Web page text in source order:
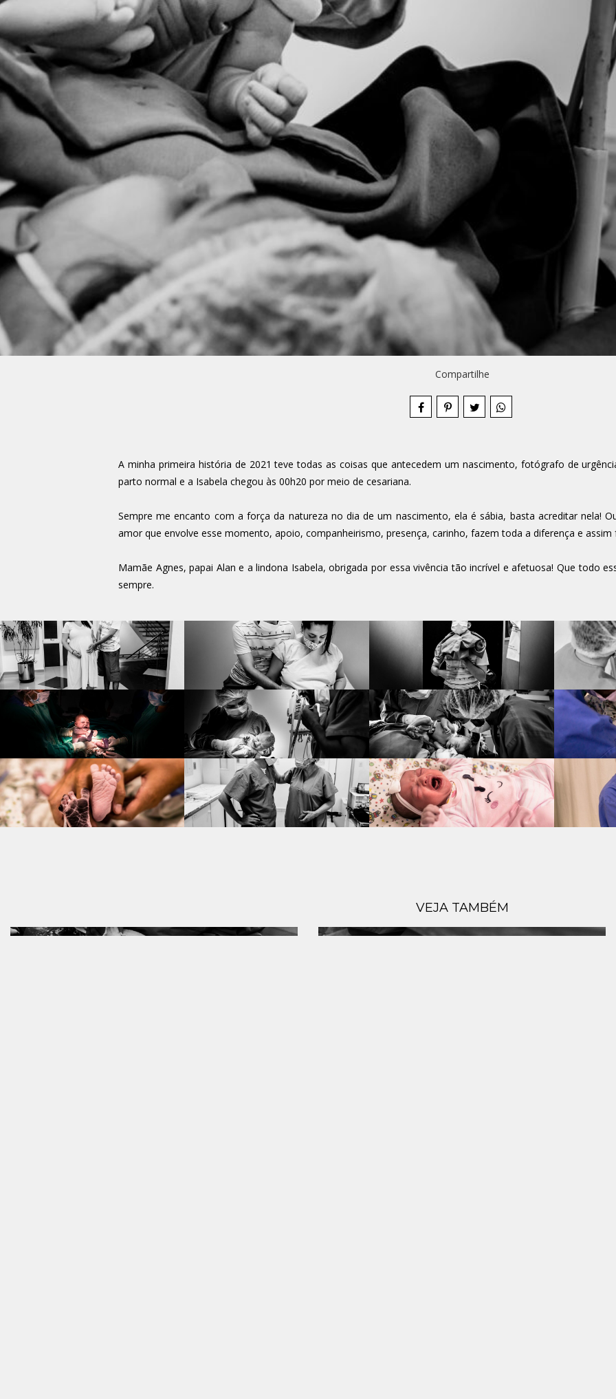
Compartilhe
A minha primeira história de 2021 teve todas as coisas que antecedem um nascimento, fotógrafo de
parto normal e a Isabela chegou às 00h20 por meio de cesariana.
Sempre me encanto com a força da natureza no dia de um nascimento, ela é sábia, basta acreditar nela!
amor que envolve esse momento, apoio, companheirismo, presença, carinho, fazem toda a diferença e assim
Mamãe Agnes, papai Alan e a lindona Isabela, obrigada por essa vivência tão incrível e afetuosa! Que todo
sempre.
VEJA TAMBÉM